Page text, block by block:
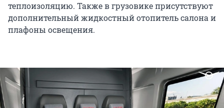
теплоизоляцию. Также в грузовике присутствуют
дополнительный жидкостный отопитель салона и
плафоны освещения.